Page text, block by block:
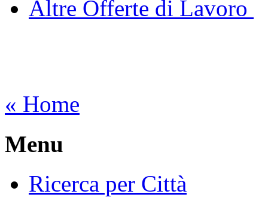
Altre Offerte di Lavoro
« Home
Menu
Ricerca per Città